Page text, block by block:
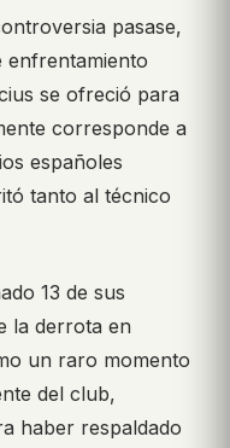
pasase,
enfrentamiento
se ofreció para
corresponde a
españoles
tanto al técnico
13 de sus
la derrota en
un raro momento
del club,
haber respaldado